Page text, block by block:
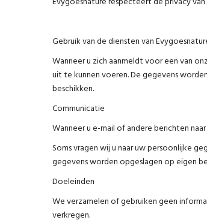
Gebruik van de diensten van
Wanneer u zich aanmeldt voor een van
uit te kunnen voeren. De gegevens
beschikken.
Communicatie
Wanneer u e-mail of andere berichten
Soms vragen wij u naar uw persoonlijke
gegevens worden opgeslagen op eigen
Doeleinden
We verzamelen of gebruiken geen
verkregen.